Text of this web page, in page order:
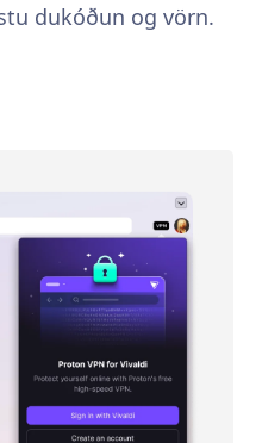
dukóðun og vörn.